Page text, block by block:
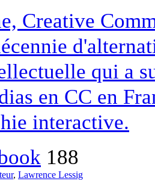
Creative
qui a
en CC en
interactive.
188
, Lawrence Lessig